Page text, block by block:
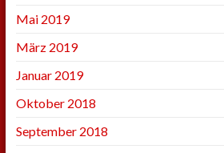
Mai 2019
März 2019
Januar 2019
Oktober 2018
September 2018